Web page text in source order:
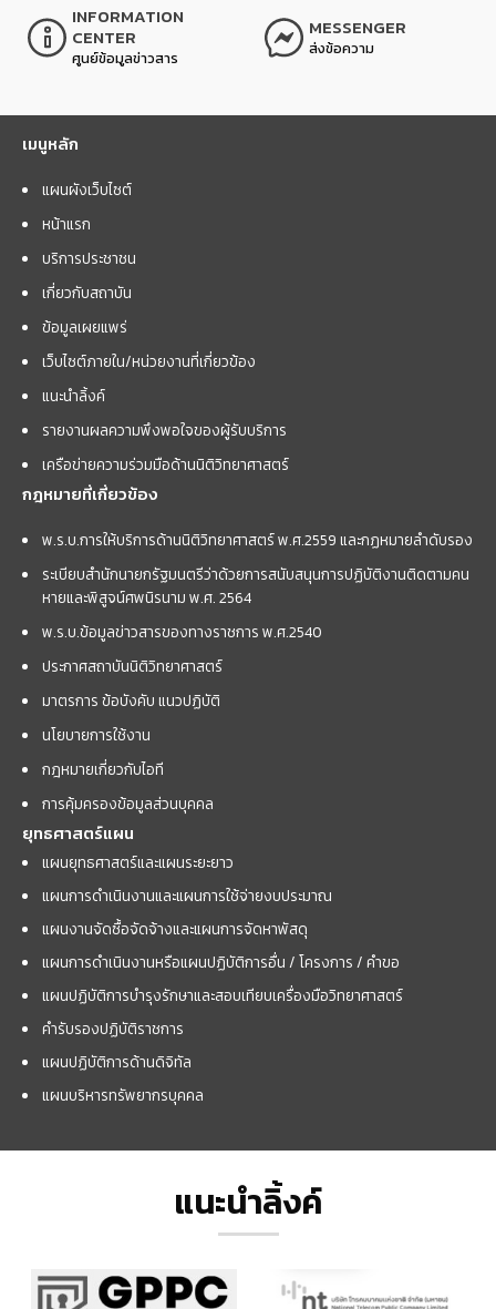
INFORMATION
CENTER
ศูนย์ข้อมูลข่าวสาร
MESSENGER
ส่งข้อความ
เมนูหลัก
แผนผังเว็บไซต์
หน้าแรก
บริการประชาชน
เกี่ยวกับสถาบัน
ข้อมูลเผยแพร่
เว็บไซต์ภายใน/หน่วยงานที่เกี่ยวข้อง
แนะนำลิ้งค์
รายงานผลความพึงพอใจของผู้รับบริการ
เครือข่ายความร่วมมือด้านนิติวิทยาศาสตร์
กฎหมายที่เกี่ยวข้อง
พ.ร.บ.การให้บริการด้านนิติวิทยาศาสตร์ พ.ศ.2559 และกฏหมายลำดับรอง
ระเบียบสำนักนายกรัฐมนตรีว่าด้วยการสนับสนุนการปฏิบัติงานติดตามคน
หายและพิสูจน์ศพนิรนาม พ.ศ. 2564
พ.ร.บ.ข้อมูลข่าวสารของทางราชการ พ.ศ.2540
ประกาศสถาบันนิติวิทยาศาสตร์
มาตรการ ข้อบังคับ แนวปฏิบัติ
นโยบายการใช้งาน
กฎหมายเกี่ยวกับไอที
การคุ้มครองข้อมูลส่วนบุคคล
ยุทธศาสตร์แผน
แผนยุทธศาสตร์และแผนระยะยาว
แผนการดำเนินงานและแผนการใช้จ่ายงบประมาณ
แผนงานจัดซื้อจัดจ้างและแผนการจัดหาพัสดุ
แผนการดำเนินงานหรือแผนปฏิบัติการอื่น / โครงการ / คำขอ
แผนปฏิบัติการบำรุงรักษาและสอบเทียบเครื่องมือวิทยาศาสตร์
คำรับรองปฏิบัติราชการ
แผนปฏิบัติการด้านดิจิทัล
แผนบริหารทรัพยากรบุคคล
แนะนำลิ้งค์